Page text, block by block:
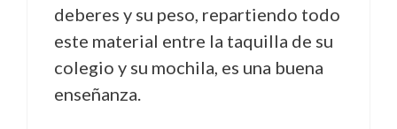
deberes y su peso, repartiendo todo
este material entre la taquilla de su
colegio y su mochila, es una buena
enseñanza.